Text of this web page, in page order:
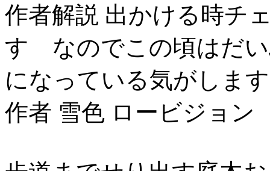
作者解説 出かける時チ
す なのでこの頃はだ
になっている気がします
作者 雪色 ロービジョン